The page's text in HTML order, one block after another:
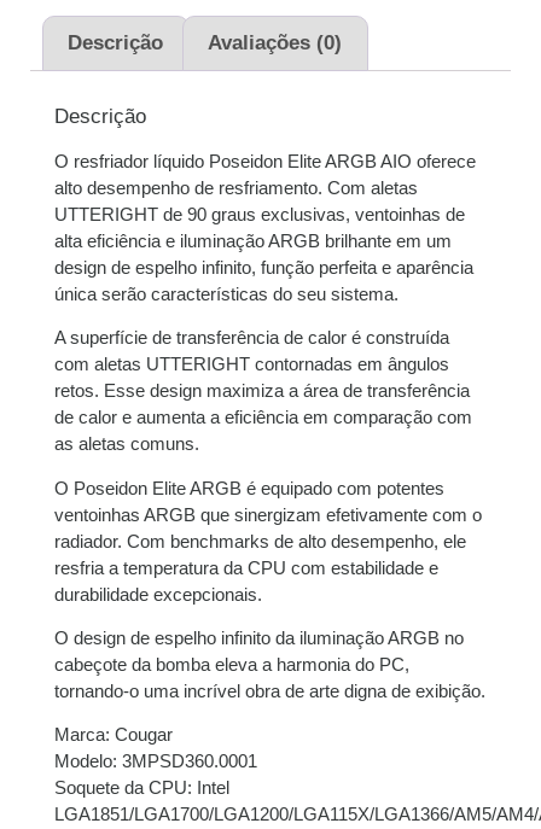
juros
juros
4x deR$ 140,70 com
juros
R$ 562,80
5x de 112,90 com
juros
R$564,50
6x deR$94,64com
juros
R$ 567,84
7x de R$81,92com
juros
R$573,44
8x deR$72,09 com
juros
R$576,72
9x deR$64,72com
10x deR$58,52com
juros
R$585,20
11x deR$53,71com
juros
Descrição Avaliações (0)
Descrição
O resfriador líquido Poseidon Elite ARGB AIO oferece
alto desempenho de resfriamento. Com aletas
UTTERIGHT de 90 graus exclusivas, ventoinhas de
alta eficiência e iluminação ARGB brilhante em um
design de espelho infinito, função perfeita e aparência
única serão características do seu sistema.
A superfície de transferência de calor é construída
com aletas UTTERIGHT contornadas em ângulos
retos. Esse design maximiza a área de transferência
de calor e aumenta a eficiência em comparação com
as aletas comuns.
O Poseidon Elite ARGB é equipado com potentes
ventoinhas ARGB que sinergizam efetivamente com o
radiador. Com benchmarks de alto desempenho, ele
resfria a temperatura da CPU com estabilidade e
durabilidade excepcionais.
O design de espelho infinito da iluminação ARGB no
cabeçote da bomba eleva a harmonia do PC,
tornando-o uma incrível obra de arte digna de exibição.
Marca: Cougar
Modelo: 3MPSD360.0001
Soquete da CPU: Intel
LGA1851/LGA1700/LGA1200/LGA115X/LGA1366/AM5/